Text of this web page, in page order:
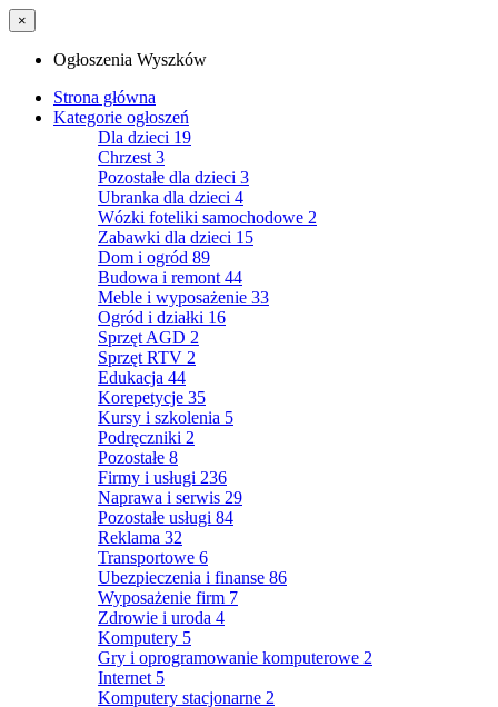
×
Ogłoszenia Wyszków
Strona główna
Kategorie ogłoszeń
Dla dzieci 19
Chrzest 3
Pozostałe dla dzieci 3
Ubranka dla dzieci 4
Wózki foteliki samochodowe 2
Zabawki dla dzieci 15
Dom i ogród 89
Budowa i remont 44
Meble i wyposażenie 33
Ogród i działki 16
Sprzęt AGD 2
Sprzęt RTV 2
Edukacja 44
Korepetycje 35
Kursy i szkolenia 5
Podręczniki 2
Pozostałe 8
Firmy i usługi 236
Naprawa i serwis 29
Pozostałe usługi 84
Reklama 32
Transportowe 6
Ubezpieczenia i finanse 86
Wyposażenie firm 7
Zdrowie i uroda 4
Komputery 5
Gry i oprogramowanie komputerowe 2
Internet 5
Komputery stacjonarne 2